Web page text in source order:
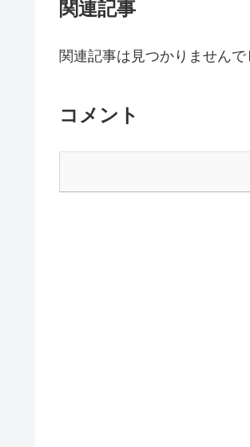
関連記事
関連記事は見つかりませんで
コメント